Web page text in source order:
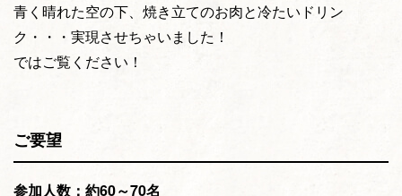
青く晴れた空の下、焼き立てのお肉と冷たいドリン
ク・・・実現させちゃいました！
ではご覧ください！
ご要望
参加人数：約60～70名